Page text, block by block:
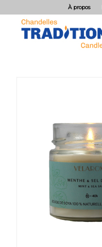
À propos